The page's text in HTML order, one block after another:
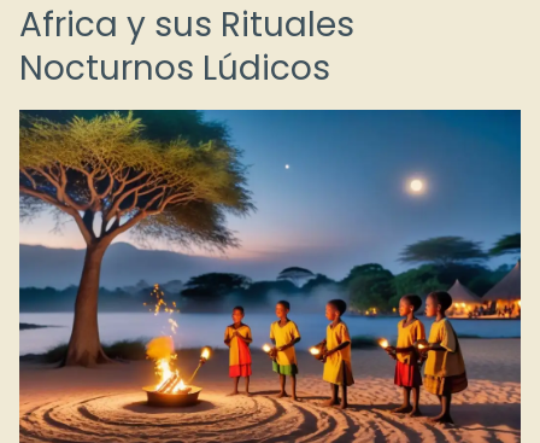
Africa y sus Rituales
Nocturnos Lúdicos